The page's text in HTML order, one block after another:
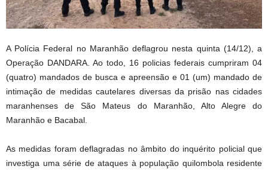
A Polícia Federal no Maranhão deflagrou nesta quinta (14/12), a
Operação DANDARA. Ao todo, 16 policias federais cumpriram 04
(quatro) mandados de busca e apreensão e 01 (um) mandado de
intimação de medidas cautelares diversas da prisão nas cidades
maranhenses de São Mateus do Maranhão, Alto Alegre do
Maranhão e Bacabal.
As medidas foram deflagradas no âmbito do inquérito policial que
investiga uma série de ataques à população quilombola residente